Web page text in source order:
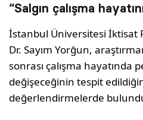
“Salgın çalışma
İstanbul Üniversitesi İktisat
Dr. Sayım Yorğun,
sonrası çalışma hayatında
değişeceğinin tespit
değerlendirmelerde